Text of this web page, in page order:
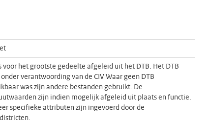
voor het grootste gedeelte afgeleid uit het DTB. Het DTB
verantwoording van de CIV Waar geen DTB
was zijn andere bestanden gebruikt. De
zijn indien mogelijk afgeleid uit plaats en functie.
specifieke attributen zijn ingevoerd door de